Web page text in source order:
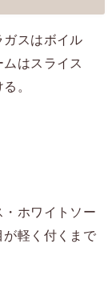
スはボイル
はスライス
。
ホワイトソー
が軽く付くまで